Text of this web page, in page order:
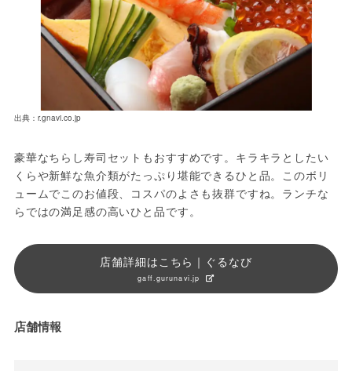
出典：r.gnavi.co.jp
豪華なちらし寿司セットもおすすめです。キラキラとしたい
くらや新鮮な魚介類がたっぷり堪能できるひと品。このボリ
ュームでこのお値段、コスパのよさも抜群ですね。ランチな
らではの満足感の高いひと品です。
店舗詳細はこちら｜ぐるなび
gaff.gurunavi.jp
店舗情報